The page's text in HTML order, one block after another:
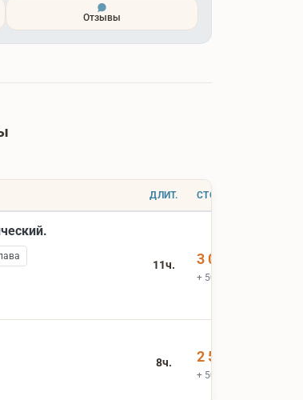
Отзывы
ДЛИТ. СТОИМОСТЬ
11ч. 3 000 ₽
+ 500 ₽ вх.билеты
8ч. 2 500 ₽
+ 500 ₽ вх.билеты